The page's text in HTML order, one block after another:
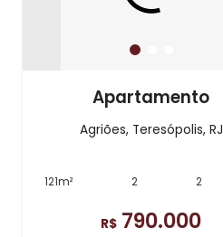
Apartamento
Agriões, Teresópolis, RJ
121m² 2 2
R$ 790.000